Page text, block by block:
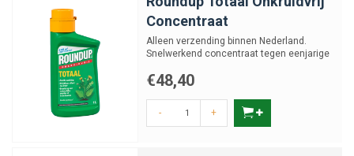
Concentraat
Alleen verzending binnen Nederland.
Snelwerkend concentraat tegen eenjarige
€48,40
- +